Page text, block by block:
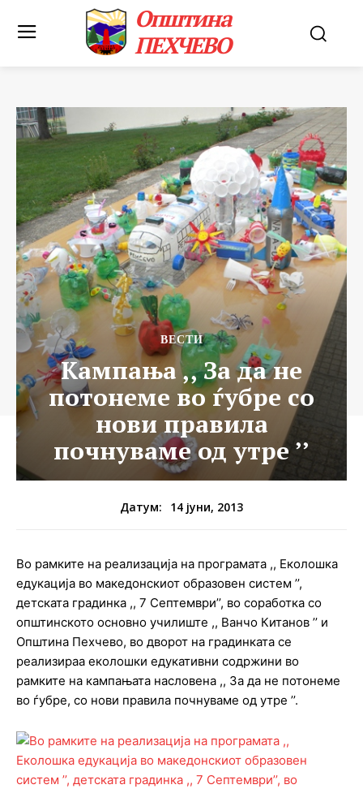
Општина
ПЕХЧЕВО
ВЕСТИ
Кампања ,, За да не
потонеме во ѓубре со
нови правила
почнуваме од утре ’’
Датум: 14 јуни, 2013
Во рамките на реализација на програмата ,, Еколошка
едукација во македонскиот образовен систем ’’,
детската градинка ,, 7 Септември’’, во соработка со
општинското основно училиште ,, Ванчо Китанов ’’ и
Општина Пехчево, во дворот на градинката се
реализираа еколошки едукативни содржини во
рамките на кампањата насловена ,, За да не потонеме
во ѓубре, со нови правила почнуваме од утре ’’.